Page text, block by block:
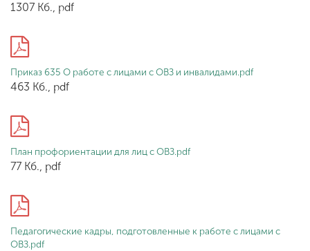
Сведения об
образовательной
организации
ENG SPN CHI
комиссия
1307 Кб., pdf
Приказ 635 О работе с лицами с ОВЗ и инвалидами.pdf
463 Кб., pdf
План профориентации для лиц с ОВЗ.pdf
77 Кб., pdf
Педагогические кадры, подготовленные к работе с лицами с
ОВЗ.pdf